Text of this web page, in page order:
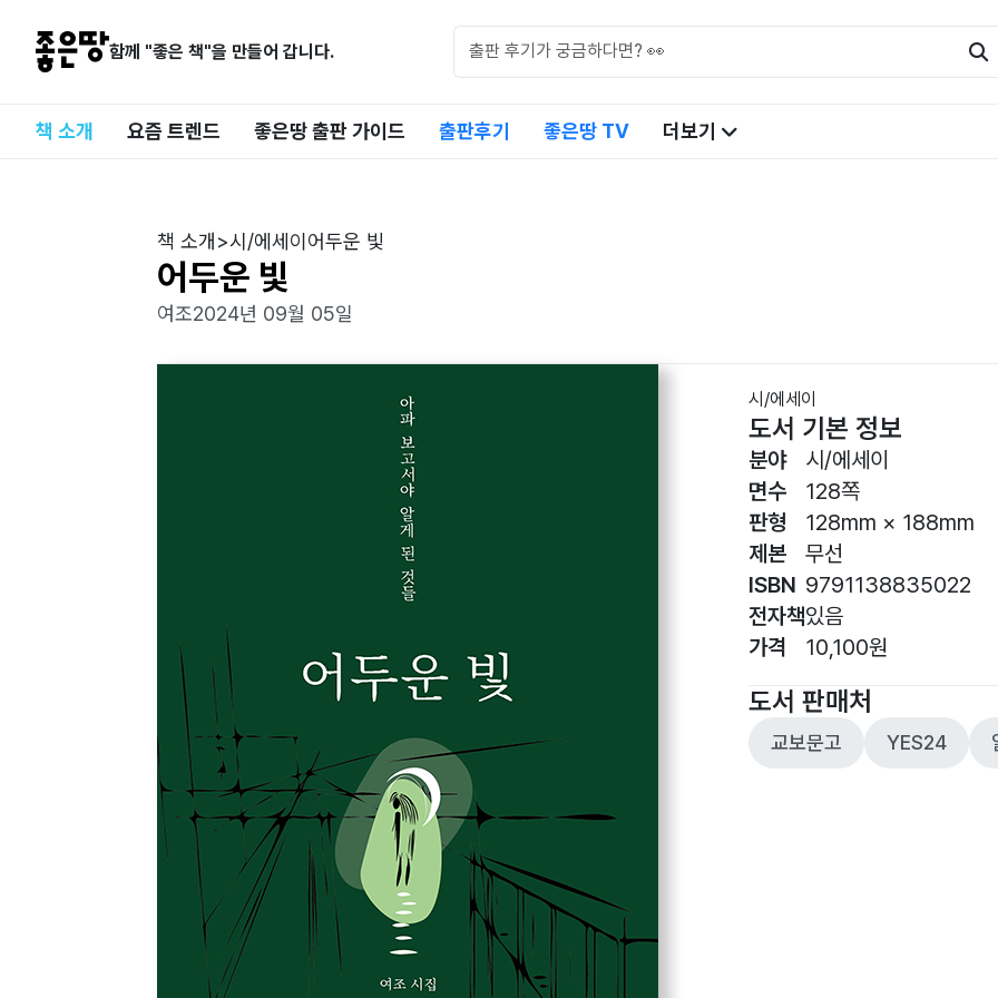
함께 "좋은 책"을 만들어 갑니다.
책 소개 요즘 트렌드 좋은땅 출판 가이드 출판후기 좋은땅 TV 더보기
책 소개 >시/에세이 어두운 빛
어두운 빛
여조2024년 09월 05일
시/에세이
도서 기본 정보
분야
면수
판형
제본
ISBN
전자책
가격
시/에세이
128쪽
128mm × 188mm
무선
9791138835022
있음
10,100원
도서 판매처
교보문고 YES24